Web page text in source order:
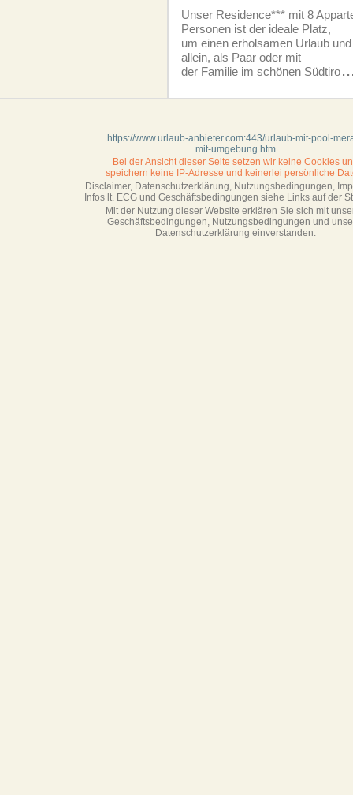
Unser Residence*** mit 8
Personen ist der ideale Platz,
um einen erholsamen Urlaub
allein, als Paar oder mit
der Familie im schönen Südtiro
https://www.urlaub-anbieter.com:443/urlaub-mit-pool-
mit-umgebung.htm
Bei der Ansicht dieser Seite setzen wir keine Cookies
speichern keine IP-Adresse und keinerlei persönliche
Disclaimer, Datenschutzerklärung, Nutzungsbedingungen,
Infos lt. ECG und Geschäftsbedingungen siehe Links auf der
Mit der Nutzung dieser Website erklären Sie sich mit
Geschäftsbedin­gungen, Nutzungsbedingungen und
Datenschutzerklärung einverstanden.